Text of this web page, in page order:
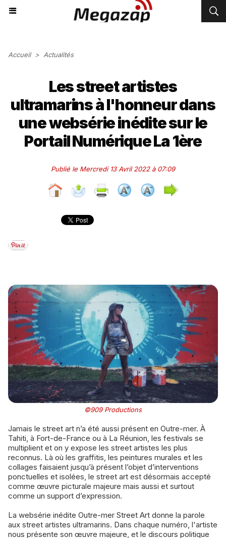
Accueil > Actualités
Les street artistes
ultramarins à l'honneur dans
une websérie inédite sur le
Portail Numérique La 1ère
Publié le Mercredi 13 Avril 2022 à 07:09
©909 Productions
Jamais le street art n’a été aussi présent en Outre-mer. À
Tahiti, à Fort-de-France ou à La Réunion, les festivals se
multiplient et on y expose les street artistes les plus
reconnus. Là où les graffitis, les peintures murales et les
collages faisaient jusqu’à présent l’objet d’interventions
ponctuelles et isolées, le street art est désormais accepté
comme œuvre picturale majeure mais aussi et surtout
comme un support d’expression.
La websérie inédite Outre-mer Street Art donne la parole
aux street artistes ultramarins. Dans chaque numéro, l'artiste
nous présente son œuvre majeure, et le discours politique